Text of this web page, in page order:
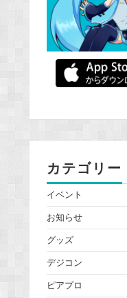
カテゴリー
イベント
お知らせ
グッズ
デジコン
ピアプロ